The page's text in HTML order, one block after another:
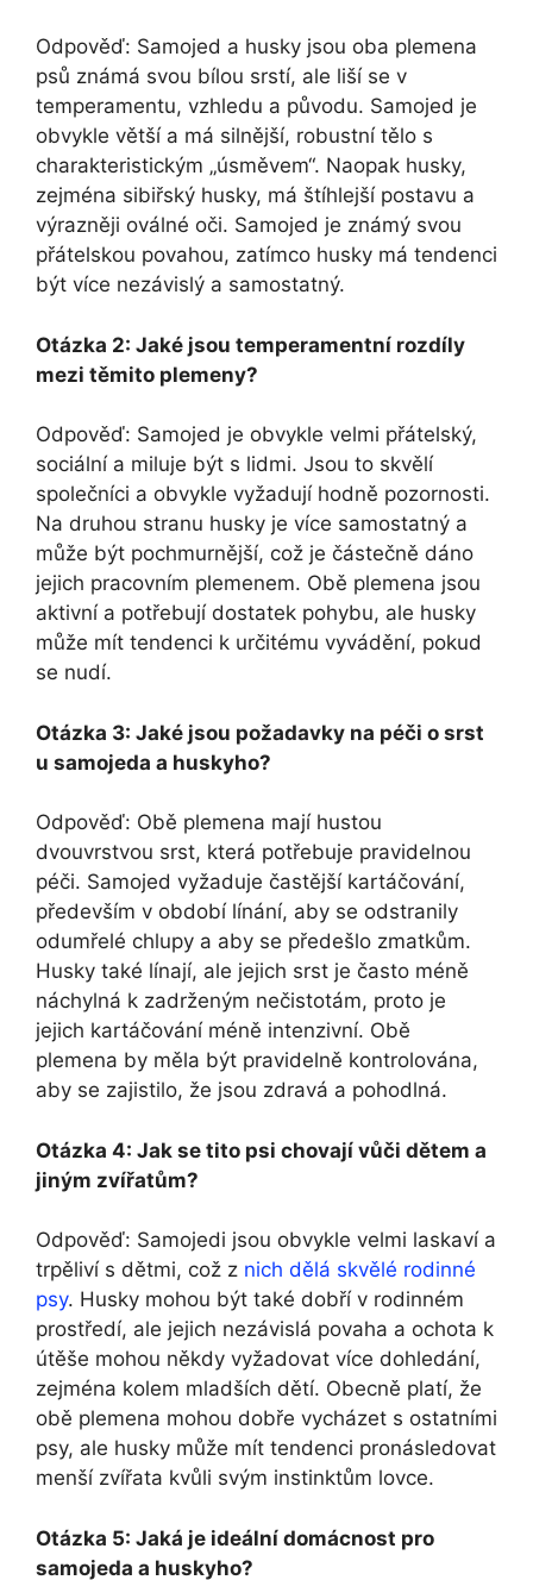
Odpověď: Samojed a husky jsou oba plemena
psů známá svou bílou srstí, ale liší se v
temperamentu, vzhledu a původu. Samojed je
obvykle větší a má silnější, robustní tělo s
charakteristickým „úsměvem“. Naopak husky,
zejména sibiřský husky, má štíhlejší postavu a
výrazněji oválné oči. Samojed je známý svou
přátelskou povahou, zatímco husky má tendenci
být více nezávislý a samostatný.
Otázka 2: Jaké jsou temperamentní rozdíly
mezi těmito plemeny?
Odpověď: Samojed je obvykle velmi přátelský,
sociální a miluje být s lidmi. Jsou to skvělí
společníci a obvykle vyžadují hodně pozornosti.
Na druhou stranu husky je více samostatný a
může být pochmurnější, což je částečně dáno
jejich pracovním plemenem. Obě plemena jsou
aktivní a potřebují dostatek pohybu, ale husky
může mít tendenci k určitému vyvádění, pokud
se nudí.
Otázka 3: Jaké jsou požadavky na péči o srst
u samojeda a huskyho?
Odpověď: Obě plemena mají hustou
dvouvrstvou srst, která potřebuje pravidelnou
péči. Samojed vyžaduje častější kartáčování,
především v období línání, aby se odstranily
odumřelé chlupy a aby se předešlo zmatkům.
Husky také línají, ale jejich srst je často méně
náchylná k zadrženým nečistotám, proto je
jejich kartáčování méně intenzivní. Obě
plemena by měla být pravidelně kontrolována,
aby se zajistilo, že jsou zdravá a pohodlná.
Otázka 4: Jak se tito psi chovají vůči dětem a
jiným zvířatům?
Odpověď: Samojedi jsou obvykle velmi laskaví a
trpěliví s dětmi, což z nich dělá skvělé rodinné
psy. Husky mohou být také dobří v rodinném
prostředí, ale jejich nezávislá povaha a ochota k
útěše mohou někdy vyžadovat více dohledání,
zejména kolem mladších dětí. Obecně platí, že
obě plemena mohou dobře vycházet s ostatními
psy, ale husky může mít tendenci pronásledovat
menší zvířata kvůli svým instinktům lovce.
Otázka 5: Jaká je ideální domácnost pro
samojeda a huskyho?